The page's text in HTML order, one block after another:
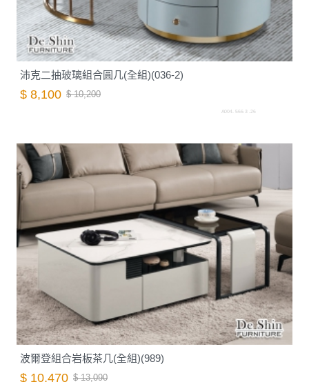
沛克二抽玻璃組合圓几(全組)(036-2)
$ 8,100 $ 10,200
A004. 566-3 .26
波爾登組合岩板茶几(全組)(989)
$ 10,470 $ 13,090